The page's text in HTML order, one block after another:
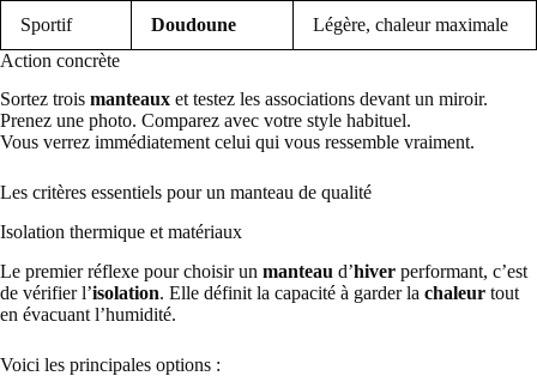
Sportif Doudoune
Légère, chaleur maximale
Action concrète
Sortez trois manteaux et testez les associations devant un miroir.
Prenez une photo. Comparez avec votre style habituel.
Vous verrez immédiatement celui qui vous ressemble vraiment.
Les critères essentiels pour un manteau de qualité
Isolation thermique et matériaux
Le premier réflexe pour choisir un manteau d’hiver performant, c’est
de vérifier l’isolation. Elle définit la capacité à garder la chaleur tout
en évacuant l’humidité.
Voici les principales options :